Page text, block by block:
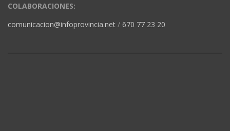
COLABORACIONES:
comunicacion@infoprovincia.net / 670 77 23 20